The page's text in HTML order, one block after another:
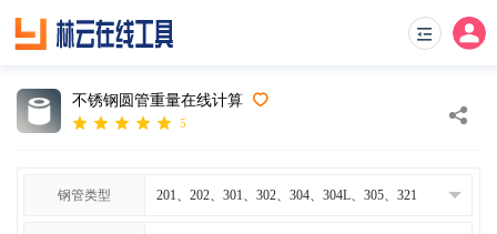
不锈钢圆管重量在线计算
5
钢管类型